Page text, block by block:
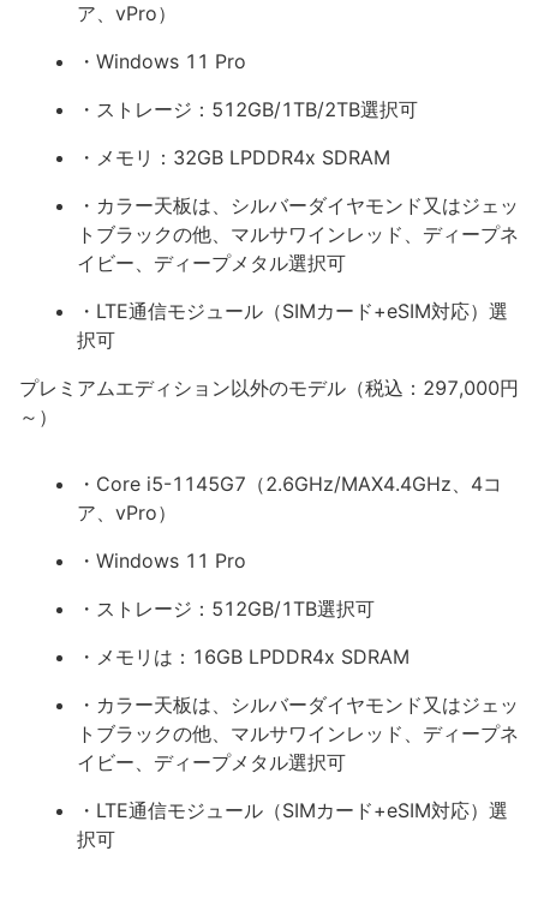
ア、vPro）
・Windows 11 Pro
・ストレージ：512GB/1TB/2TB選択可
・メモリ：32GB LPDDR4x SDRAM
・カラー天板は、シルバーダイヤモンド又はジェッ
トブラックの他、マルサワインレッド、ディープネ
イビー、ディープメタル選択可
・LTE通信モジュール（SIMカード+eSIM対応）選
択可
プレミアムエディション以外のモデル（税込：297,000円
～）
・Core i5-1145G7（2.6GHz/MAX4.4GHz、4コ
ア、vPro）
・Windows 11 Pro
・ストレージ：512GB/1TB選択可
・メモリは：16GB LPDDR4x SDRAM
・カラー天板は、シルバーダイヤモンド又はジェッ
トブラックの他、マルサワインレッド、ディープネ
イビー、ディープメタル選択可
・LTE通信モジュール（SIMカード+eSIM対応）選
択可